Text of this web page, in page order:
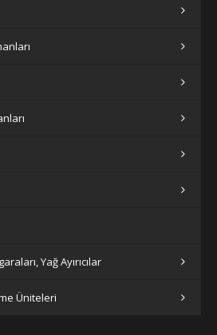
Yağ Ayırıcılar
Üniteleri